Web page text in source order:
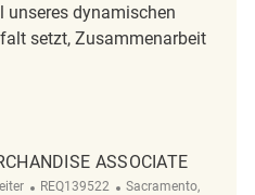
unseres dynamischen
setzt, Zusammenarbeit
Associate REQ134705
ASSOCIATE
ReqId
REQ139522 Ort
Sacramento,